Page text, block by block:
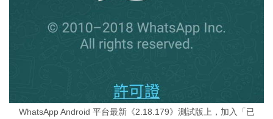
WhatsApp Android 平台最新《2.18.179》測試版上，加入「已